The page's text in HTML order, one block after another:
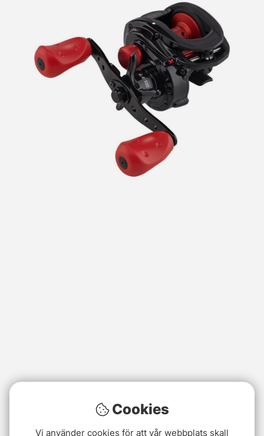
Cookies
Vi använder cookies för att vår webbplats skall